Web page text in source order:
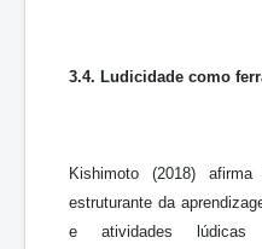
3.4. Ludicidade como
Kishimoto (2018)
estruturante da
e atividades lúdicas